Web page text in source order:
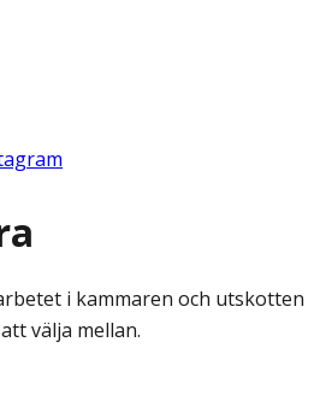
i kammaren och utskotten
välja mellan.